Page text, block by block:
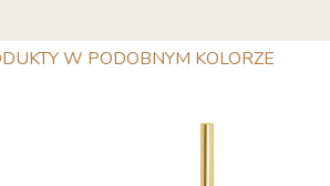
W PODOBNYM KOLORZE